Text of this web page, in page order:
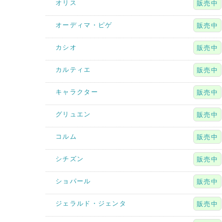
オリス 販売中
オーディマ・ピゲ 販売中
カシオ 販売中
カルティエ 販売中
キャラクター 販売中
グリュエン 販売中
コルム 販売中
シチズン 販売中
ショパール 販売中
ジェラルド・ジェンタ 販売中